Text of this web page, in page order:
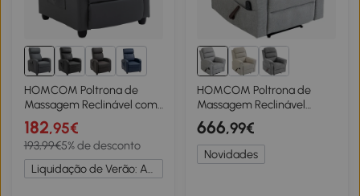
2+
HOMCOM Poltrona de
Massagem Reclinável com
2 Zonas de Massagem 8
Programas e 5 Níveis de
Intensidade 68x88x98 cm
Cinzento
182,95€
193,99€5% de desconto
Liquidação de Verão: Até -20%
HOMCOM Poltrona de
Massagem Reclinável
Manual 135° Aquecedora,
Encosto de Cabeça
Regulável, Chenille, Cinza
Claro
666,99€
Novidades